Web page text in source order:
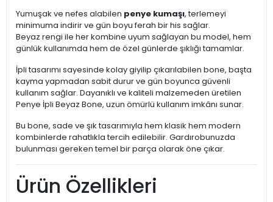
Yumuşak ve nefes alabilen penye kumaşı, terlemeyi
minimuma indirir ve gün boyu ferah bir his sağlar.
Beyaz rengi ile her kombine uyum sağlayan bu model, hem
günlük kullanımda hem de özel günlerde şıklığı tamamlar.
İpli tasarımı sayesinde kolay giyilip çıkarılabilen bone, başta
kayma yapmadan sabit durur ve gün boyunca güvenli
kullanım sağlar. Dayanıklı ve kaliteli malzemeden üretilen
Penye İpli Beyaz Bone, uzun ömürlü kullanım imkânı sunar.
Bu bone, sade ve şık tasarımıyla hem klasik hem modern
kombinlerde rahatlıkla tercih edilebilir. Gardırobunuzda
bulunması gereken temel bir parça olarak öne çıkar.
Ürün Özellikleri